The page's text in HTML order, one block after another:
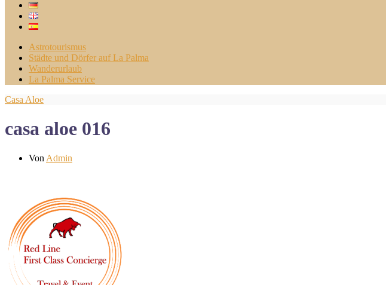
Astrotourismus
Städte und Dörfer auf La Palma
Wanderurlaub
La Palma Service
Casa Aloe
casa aloe 016
Von Admin